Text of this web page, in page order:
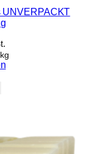
UNVERPACKT
kg